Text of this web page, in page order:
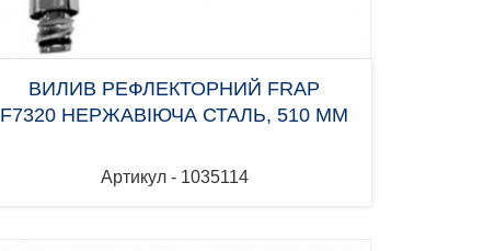
ВИЛИВ РЕФЛЕКТОРНИЙ FRAP
F7320 НЕРЖАВІЮЧА СТАЛЬ, 510 ММ
Артикул - 1035114